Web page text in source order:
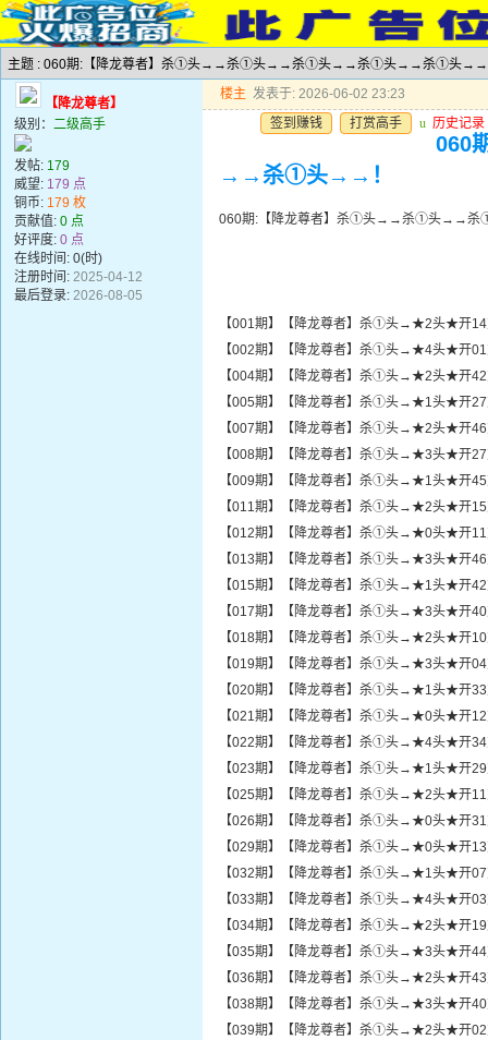
主题 : 060期:【降龙尊者】杀①头→→杀①头→→杀①头→→杀①头→→杀①头→→
【降龙尊者】
级别： 二级高手
发帖: 179
威望: 179 点
铜币: 179 枚
贡献值: 0 点
好评度: 0 点
在线时间: 0(时)
注册时间: 2025-04-12
最后登录: 2026-08-05
楼主 发表于: 2026-06-02 23:23
签到赚钱
打赏高手 u 历史记录
060
→→杀①头→→！
060期:【降龙尊者】杀①头→→杀①头
【001期】【降龙尊者】杀①头→★2头★开
【002期】【降龙尊者】杀①头→★4头★开
【004期】【降龙尊者】杀①头→★2头★开
【005期】【降龙尊者】杀①头→★1头★开
【007期】【降龙尊者】杀①头→★2头★开
【008期】【降龙尊者】杀①头→★3头★开
【009期】【降龙尊者】杀①头→★1头★开
【011期】【降龙尊者】杀①头→★2头★开
【012期】【降龙尊者】杀①头→★0头★开
【013期】【降龙尊者】杀①头→★3头★开
【015期】【降龙尊者】杀①头→★1头★开
【017期】【降龙尊者】杀①头→★3头★开
【018期】【降龙尊者】杀①头→★2头★开
【019期】【降龙尊者】杀①头→★3头★开
【020期】【降龙尊者】杀①头→★1头★开
【021期】【降龙尊者】杀①头→★0头★开
【022期】【降龙尊者】杀①头→★4头★开
【023期】【降龙尊者】杀①头→★1头★开
【025期】【降龙尊者】杀①头→★2头★开
【026期】【降龙尊者】杀①头→★0头★开
【029期】【降龙尊者】杀①头→★0头★开
【032期】【降龙尊者】杀①头→★1头★开
【033期】【降龙尊者】杀①头→★4头★开
【034期】【降龙尊者】杀①头→★2头★开
【035期】【降龙尊者】杀①头→★3头★开
【036期】【降龙尊者】杀①头→★2头★开
【038期】【降龙尊者】杀①头→★3头★开
【039期】【降龙尊者】杀①头→★2头★开